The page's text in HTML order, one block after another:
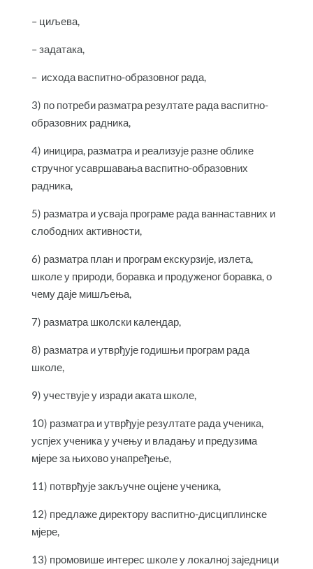
– циљева,
– задатака,
– исхода васпитно-образовног рада,
3) по потреби разматра резултате рада васпитно-
образовних радника,
4) иницира, разматра и реализује разне облике
стручног усавршавања васпитно-образовних
радника,
5) разматра и усваја програме рада ваннаставних и
слободних активности,
6) разматра план и програм екскурзије, излета,
школе у природи, боравка и продуженог боравка, о
чему даје мишљења,
7) разматра школски календар,
8) разматра и утврђује годишњи програм рада
школе,
9) учествује у изради аката школе,
10) разматра и утврђује резултате рада ученика,
успјех ученика у учењу и владању и предузима
мјере за њихово унапређење,
11) потврђује закључне оцјене ученика,
12) предлаже директору васпитно-дисциплинске
мјере,
13) промовише интерес школе у локалној заједници